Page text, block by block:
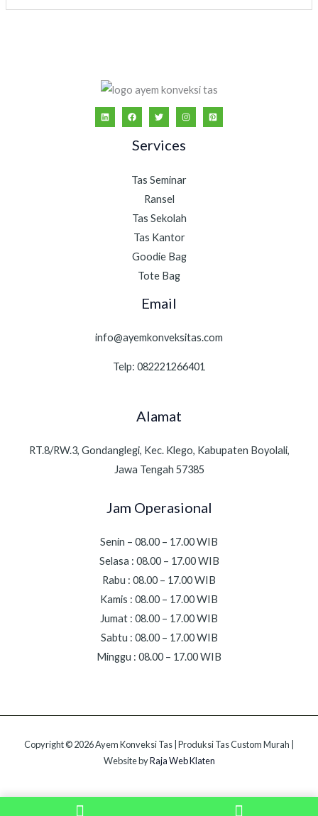
Services
Tas Seminar
Ransel
Tas Sekolah
Tas Kantor
Goodie Bag
Tote Bag
Email
info@ayemkonveksitas.com
Telp: 082221266401
Alamat
RT.8/RW.3, Gondanglegi, Kec. Klego, Kabupaten Boyolali,
Jawa Tengah 57385
Jam Operasional
Senin – 08.00 – 17.00 WIB
Selasa : 08.00 – 17.00 WIB
Rabu : 08.00 – 17.00 WIB
Kamis : 08.00 – 17.00 WIB
Jumat : 08.00 – 17.00 WIB
Sabtu : 08.00 – 17.00 WIB
Minggu : 08.00 – 17.00 WIB
Copyright © 2026 Ayem Konveksi Tas | Produksi Tas Custom Murah |
Website byRaja Web Klaten